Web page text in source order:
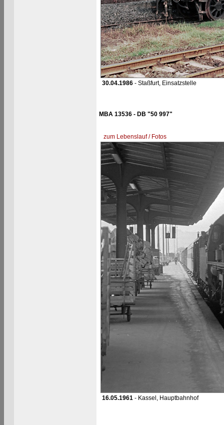
30.04.1986- Staßfurt, Einsatzstelle
MBA 13536 - DB "50 997"
zum Lebenslauf / Fotos
16.05.1961- Kassel, Hauptbahnhof